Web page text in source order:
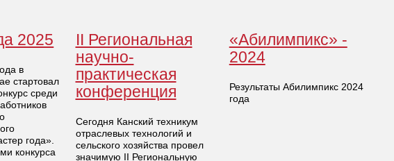
2025
в
стартовал
среди
года».
конкурса
II Региональная
научно-
практическая
конференция
Сегодня Канский техникум
отраслевых технологий и
сельского хозяйства провел
значимую II Региональную
«Абилимпикс» -
2024
Результаты Абилимпикс 2024
года